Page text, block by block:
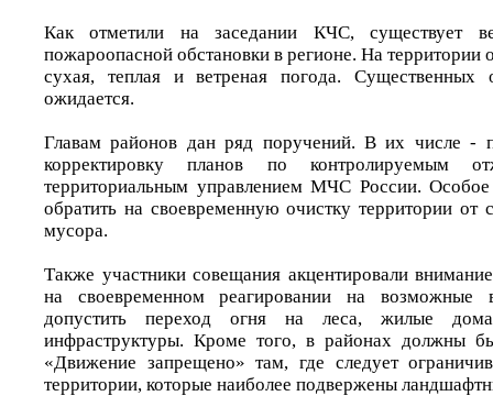
Как отметили на заседании КЧС, существует
пожароопасной обстановки в регионе. На территории
сухая, теплая и ветреная погода. Существенных
ожидается.
Главам районов дан ряд поручений. В их числе -
корректировку планов по контролируемым
территориальным управлением МЧС России.
обратить на своевременную очистку территории от
мусора.
Также участники совещания акцентировали
на своевременном реагировании на возможные
допустить переход огня на леса, жилые
инфраструктуры. Кроме того, в районах должны
«Движение запрещено» там, где следует
территории, которые наиболее подвержены